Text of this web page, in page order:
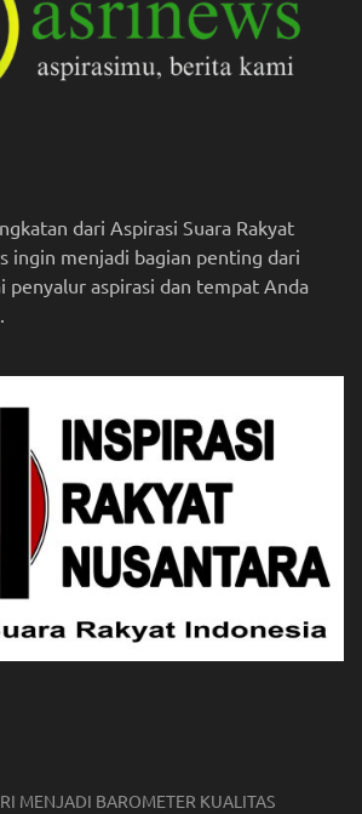
dari Aspirasi Suara Rakyat
ingin menjadi bagian penting dari
penyalur aspirasi dan tempat Anda
MENJADI BAROMETER KUALITAS